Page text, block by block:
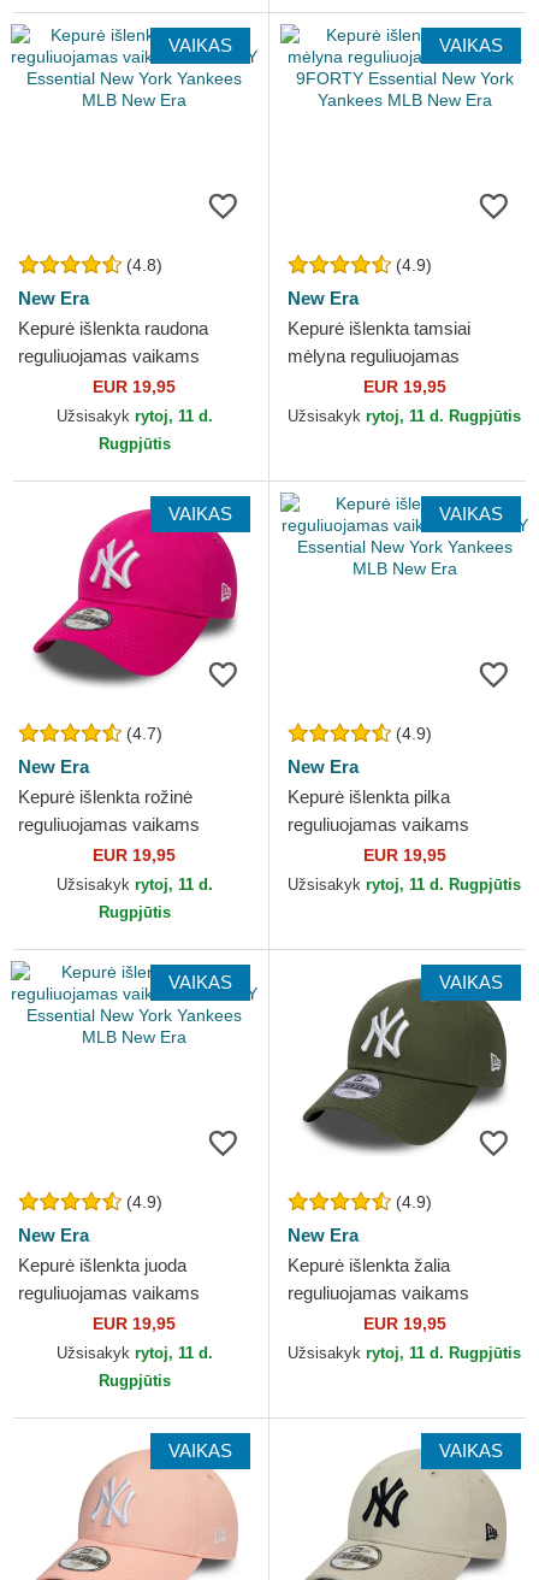
VAIKAS
(4.8)
New Era
Kepurė išlenkta raudona
reguliuojamas vaikams
9FORTY Essential New York
Yankees MLB New Era
EUR 19,95
Užsisakyk rytoj, 11 d.
Rugpjūtis
VAIKAS
(4.9)
New Era
Kepurė išlenkta tamsiai
mėlyna reguliuojamas
vaikams 9FORTY Essential
New York Yankees MLB New
EUR 19,95
Užsisakyk rytoj, 11 d. Rugpjūtis
VAIKAS
(4.7)
New Era
Kepurė išlenkta rožinė
reguliuojamas vaikams
9FORTY Essential New York
Yankees MLB New Era
EUR 19,95
Užsisakyk rytoj, 11 d.
Rugpjūtis
VAIKAS
(4.9)
New Era
Kepurė išlenkta pilka
reguliuojamas vaikams
9FORTY Essential New York
Yankees MLB New Era
EUR 19,95
Užsisakyk rytoj, 11 d. Rugpjūtis
VAIKAS
(4.9)
New Era
Kepurė išlenkta juoda
reguliuojamas vaikams
9FORTY Essential New York
Yankees MLB New Era
EUR 19,95
Užsisakyk rytoj, 11 d.
Rugpjūtis
VAIKAS
(4.9)
New Era
Kepurė išlenkta žalia
reguliuojamas vaikams
9FORTY League Essential
New York Yankees MLB New
EUR 19,95
Užsisakyk rytoj, 11 d. Rugpjūtis
VAIKAS VAIKAS